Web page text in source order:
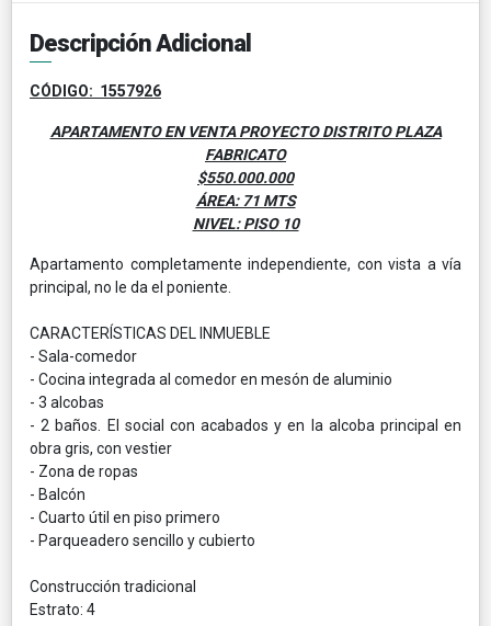
Descripción Adicional
CÓDIGO: 1557926
APARTAMENTO EN VENTA PROYECTO DISTRITO PLAZA
FABRICATO
$550.000.000
ÁREA: 71 MTS
NIVEL: PISO 10
Apartamento completamente independiente, con vista a vía
principal, no le da el poniente.
CARACTERÍSTICAS DEL INMUEBLE
- Sala-comedor
- Cocina integrada al comedor en mesón de aluminio
- 3 alcobas
- 2 baños. El social con acabados y en la alcoba principal en
obra gris, con vestier
- Zona de ropas
- Balcón
- Cuarto útil en piso primero
- Parqueadero sencillo y cubierto
Construcción tradicional
Estrato: 4